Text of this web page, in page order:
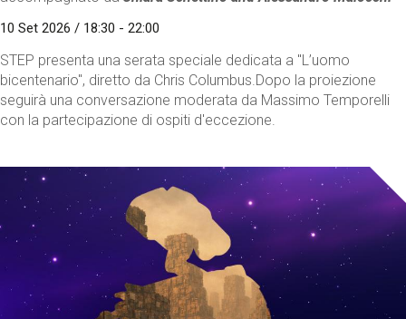
10 Set 2026 / 18:30 - 22:00
STEP presenta una serata speciale dedicata a "L’uomo
bicentenario", diretto da Chris Columbus.Dopo la proiezione
seguirà una conversazione moderata da Massimo Temporelli
con la partecipazione di ospiti d'eccezione.